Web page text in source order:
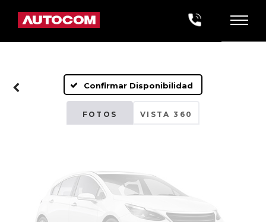
Confirmar Disponibilidad
FOTOS VISTA 360
Fotos No
Disponibles
Por favor, revise luego